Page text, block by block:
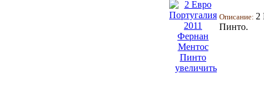
увеличить
Описание: 2
Пинто.